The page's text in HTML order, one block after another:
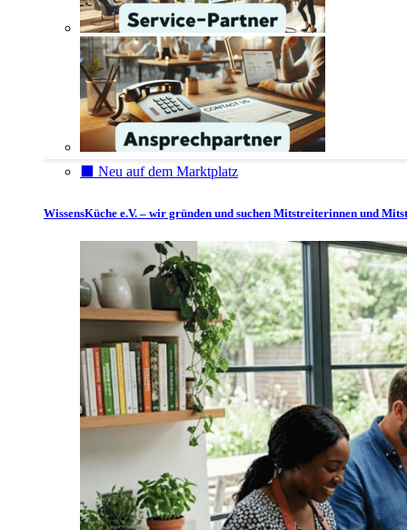
⬛️ Neu auf dem Marktplatz
WissensKüche e.V. – wir gründen und suchen Mitstreiterinnen und